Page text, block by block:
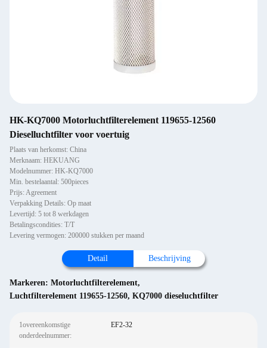
HK-KQ7000 Motorluchtfilterelement 119655-12560
Dieselluchtfilter voor voertuig
Plaats van herkomst: China
Merknaam: HEKUANG
Modelnummer: HK-KQ7000
Min. bestelaantal: 500pieces
Prijs: Agreement
Verpakking Details: Op maat
Levertijd: 5 tot 8 werkdagen
Betalingscondities: T/T
Levering vermogen: 200000 stukken per maand
Detail Beschrijving
Markeren: Motorluchtfilterelement,
Luchtfilterelement 119655-12560, KQ7000 dieseluchtfilter
1overeenkomstige
onderdeelnummer:
EF2-32